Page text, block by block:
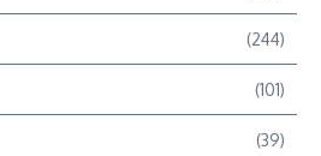
(244)
(101)
(39)